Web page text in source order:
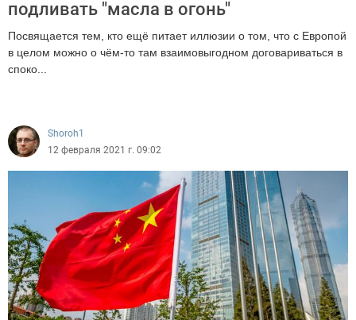
подливать "масла в огонь"
Посвящается тем, кто ещё питает иллюзии о том, что с Европой
в целом можно о чём-то там взаимовыгодном договариваться в
споко...
Shoroh1
12 февраля 2021 г. 09:02